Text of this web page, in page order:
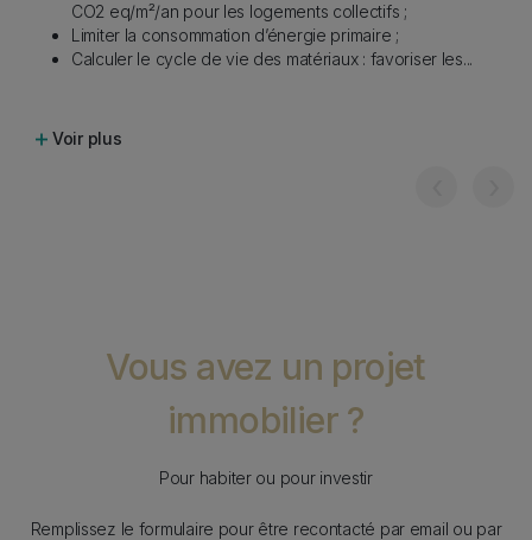
CO2 eq/m²/an pour les logements collectifs ;
Limiter la consommation d’énergie primaire ;
Calculer le cycle de vie des matériaux : favoriser les...
Voir plus
Vous avez un projet
immobilier ?
Pour habiter ou pour investir
Remplissez le formulaire pour être recontacté par email ou par